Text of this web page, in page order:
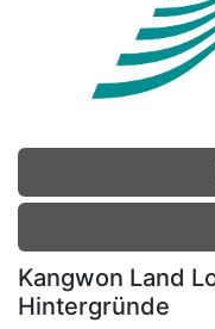
Kangwon Land
Hintergründe